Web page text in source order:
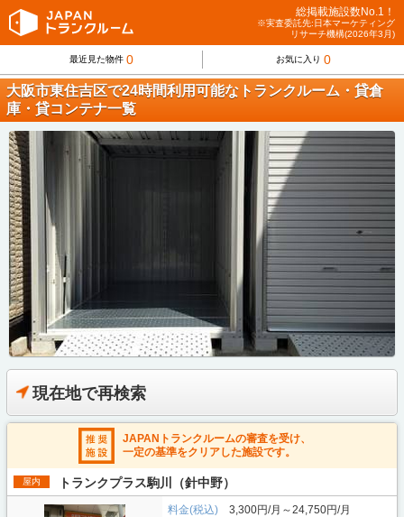
総掲載施設数No.1！
※実査委託先:日本マーケティング
リサーチ機構(2026年3月)
最近見た物件 0 お気に入り 0
大阪市東住吉区で24時間利用可能なトランクルーム・貸倉
庫・貸コンテナ一覧
現在地で再検索
JAPANトランクルームの審査を受け、
一定の基準をクリアした施設です。
屋内 トランクプラス駒川（針中野）
料金(税込)
3,300円/月～24,750円/月